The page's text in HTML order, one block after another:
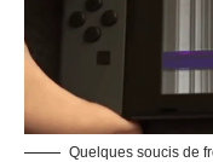
Quelques soucis de